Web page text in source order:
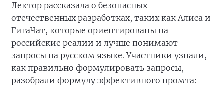
Лектор рассказала о безопасных
отечественных разработках, таких как Алиса и
ГигаЧат, которые ориентированы на
российские реалии и лучше понимают
запросы на русском языке. Участники узнали,
как правильно формулировать запросы,
разобрали формулу эффективного промта: